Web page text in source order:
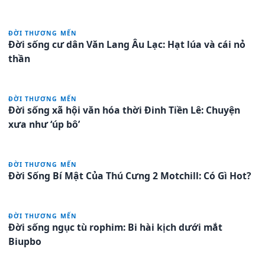
ĐỜI THƯƠNG MẾN
Đời sống cư dân Văn Lang Âu Lạc: Hạt lúa và cái nỏ
thần
ĐỜI THƯƠNG MẾN
Đời sống xã hội văn hóa thời Đinh Tiền Lê: Chuyện
xưa như ‘úp bô’
ĐỜI THƯƠNG MẾN
Đời Sống Bí Mật Của Thú Cưng 2 Motchill: Có Gì Hot?
ĐỜI THƯƠNG MẾN
Đời sống ngục tù rophim: Bi hài kịch dưới mắt
Biupbo